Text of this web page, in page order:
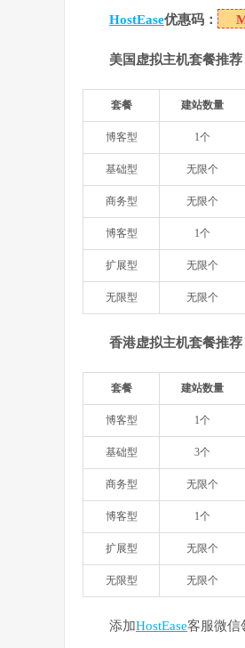
HostEase优惠码：
美国虚拟主机套餐推荐
套餐 建站数量
博客型 1个
基础型 无限个
商务型 无限个
博客型 1个
扩展型 无限个
无限型 无限个
香港虚拟主机套餐推荐
套餐 建站数量
博客型 1个
基础型 3个
商务型 无限个
博客型 1个
扩展型 无限个
无限型 无限个
添加HostEase客服微信